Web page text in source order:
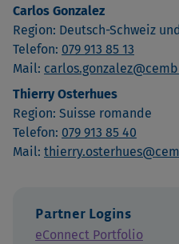
Carlos Gonzalez
Region: Deutsch-Schweiz
Telefon: 079 913 85 13
Mail:
Thierry Osterhues
Region: Suisse romande
Telefon: 079 913 85 40
Mail:
Partner Logins
eConnect Portfolio